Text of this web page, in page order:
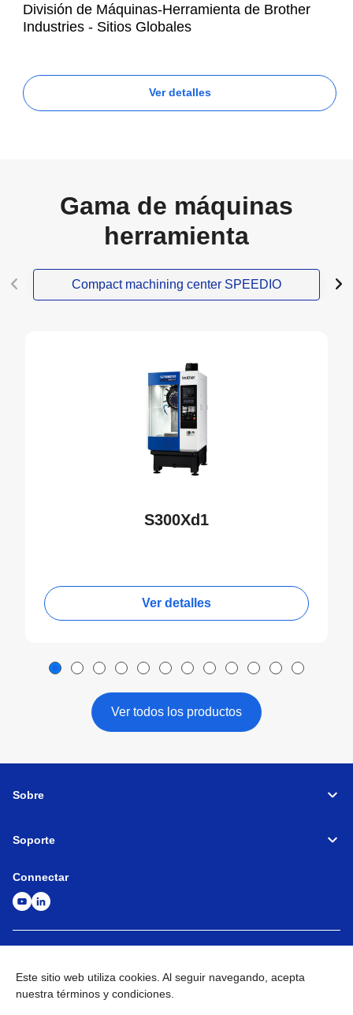
División de Máquinas-Herramienta de Brother
Industries - Sitios Globales
Ver detalles
Gama de máquinas
herramienta
Compact machining center SPEEDIO
S300Xd1
Ver detalles
Ver todos los productos
Sobre
Soporte
Connectar
Términos y condiciones
Mapa del sitio
2026
Este sitio web utiliza cookies. Al seguir navegando, acepta
nuestra términos y condiciones.